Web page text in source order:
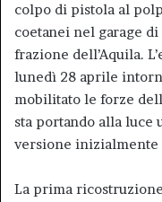
colpo di pistola al
coetanei nel garage
frazione dell’Aquila.
lunedì 28 aprile
mobilitato le forze
sta portando alla luce
versione inizialmente
La prima